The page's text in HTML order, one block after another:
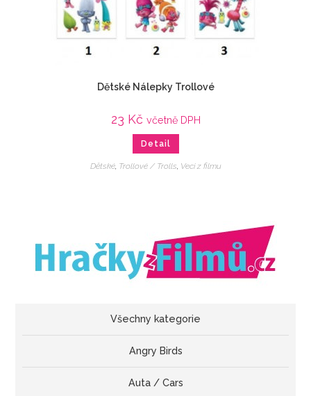
Dětské Nálepky Trollové
23 Kč včetně DPH
Detail
Dětské, Trollové / Trolls, Veci z filmu
Všechny kategorie
Angry Birds
Auta / Cars